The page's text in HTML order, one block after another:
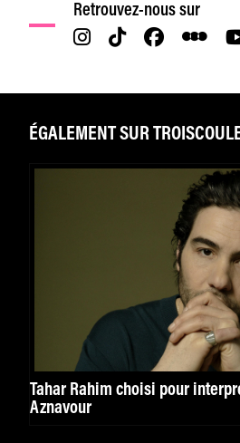
Retrouvez-nous sur
ÉGALEMENT SUR
Tahar Rahim choisi pour
Aznavour